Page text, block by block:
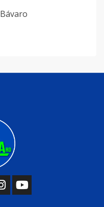
Bávaro